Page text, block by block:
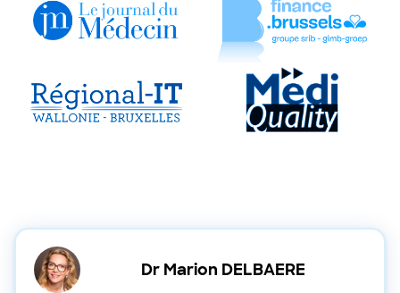
Dr Marion DELBAERE